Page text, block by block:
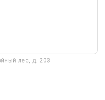
лес, д. 203